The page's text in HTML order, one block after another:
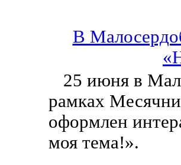
В
25 июня в
рамках
оформлен
моя тема!».